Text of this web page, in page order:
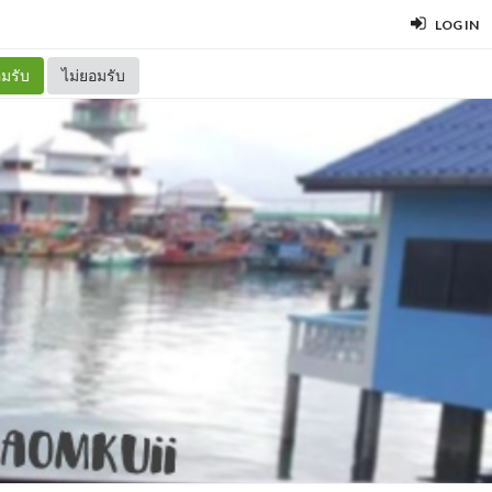
LOG IN
รับ ไม่ยอมรับ